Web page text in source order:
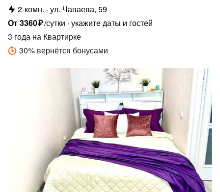
2-комн. ул. Чапаева, 59
От3360₽/сутки укажите даты и гостей
3 года на Квартирке
30% вернётся бонусами